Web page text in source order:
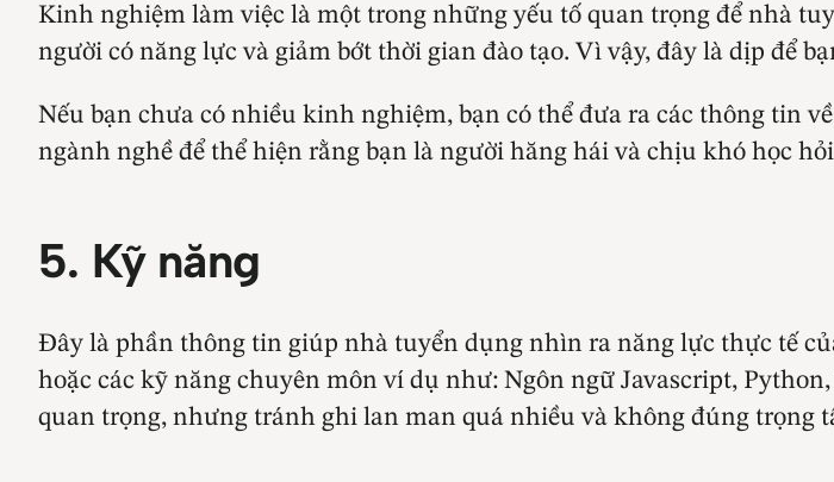
Kinh nghiệm làm việc là một trong những yếu tố quan trọng để nhà
người có năng lực và giảm bớt thời gian đào tạo. Vì vậy, đây là dịp để
Nếu bạn chưa có nhiều kinh nghiệm, bạn có thể đưa ra các thông tin
ngành nghề để thể hiện rằng bạn là người hăng hái và chịu khó học hỏi
5. Kỹ năng
Đây là phần thông tin giúp nhà tuyển dụng nhìn ra năng lực thực tế
hoặc các kỹ năng chuyên môn ví dụ như: Ngôn ngữ Javascript,
quan trọng, nhưng tránh ghi lan man quá nhiều và không đúng trọng